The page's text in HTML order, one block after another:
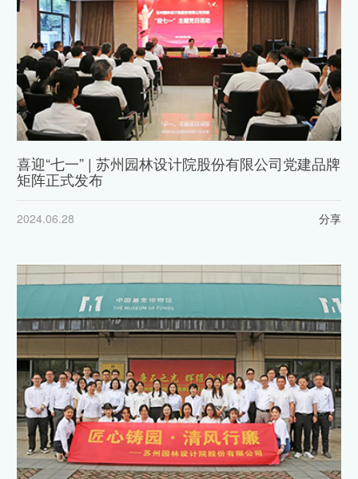
喜迎“七一” | 苏州园林设计院股份有限公司党建品牌
矩阵正式发布
2024.06.28 分享